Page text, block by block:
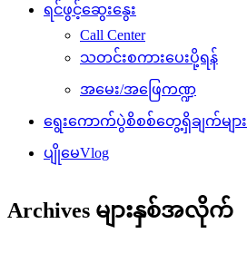
ရင်ဖွင့်ဆွေးနွေး
Call Center
သတင်းစကားပေးပို့ရန်
အမေး/အဖြေကဏ္ဍ
ရွေးကောက်ပွဲစိစစ်တွေ့ရှိချက်များ
ပျိုမေVlog
Archives များနှစ်အလိုက်